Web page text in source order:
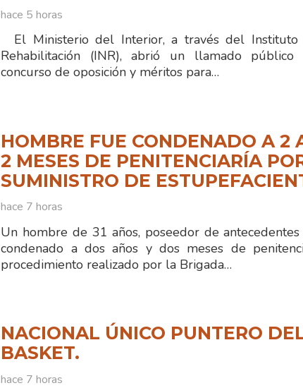
hace 5 horas
El Ministerio del Interior, a través del Instituto
Rehabilitación (INR), abrió un llamado
concurso de oposición y méritos para…
HOMBRE FUE CONDENADO A 2
2 MESES DE PENITENCIARÍA
SUMINISTRO DE
hace 7 horas
Un hombre de 31 años, poseedor de
condenado a dos años y dos meses de
procedimiento realizado por la Brigada…
NACIONAL ÚNICO PUNTERO
BASKET.
hace 7 horas